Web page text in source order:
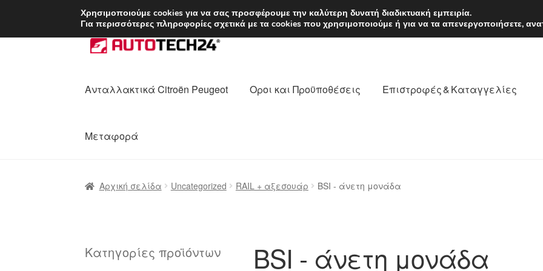
ΑΠΟΣΤΟΛΗ από 7 EUR Δευτέρα-Παρ.
Απευθείας
μετάβαση
πλοήγηση
Μετάβαση
σε
Ανταλλακτικά Citroën Peugeot Οροι και Προϋποθέσεις Επιστροφές & Καταγγελίες
Μεταφορά
Αρχική σελίδα Uncategorized RAIL + αξεσουάρ BSI - άνετη μονάδα
BSI - άνετη μονάδα
Κατηγορίες προϊόντων
Χρησιμοποιούμε cookies για να σας προσφέρουμε την καλύτερη δυνατή διαδικτυακή εμπειρία.
Για περισσότερες πληροφορίες σχετικά με τα cookies που χρησιμοποιούμε ή για να τα απενεργοποιήσετε,